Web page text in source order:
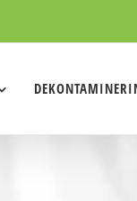
i